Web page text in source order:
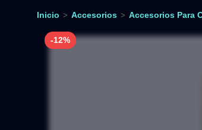
Inicio > Accesorios > Accesorios Para
-12%